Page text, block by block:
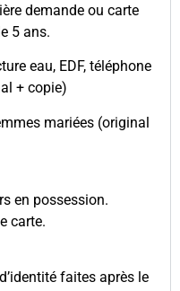
demande ou carte
5 ans.
eau, EDF, téléphone
+ copie)
mariées (original
en possession.
carte.
faites après le